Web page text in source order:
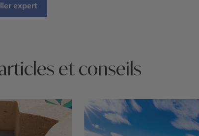
expert
et conseils